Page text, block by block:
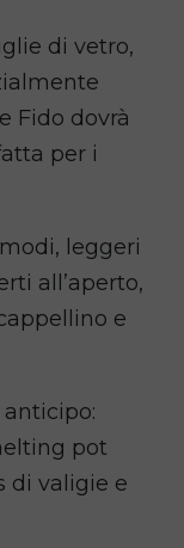
di vetro,
Fido dovrà
per i
leggeri
all’aperto,
e
pot
di valigie e